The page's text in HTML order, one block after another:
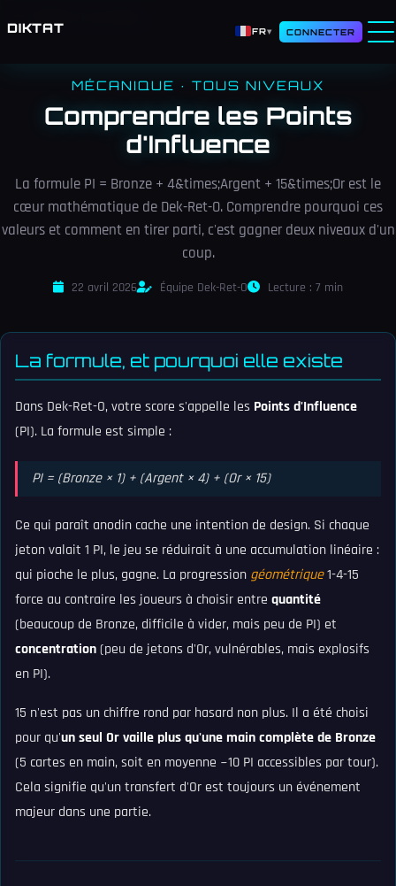
DIKTAT FR▾ CONNECTER
MÉCANIQUE · TOUS NIVEAUX
Comprendre les Points
d'Influence
La formule PI = Bronze + 4&times;Argent + 15&times;Or est le
cœur mathématique de Dek-Ret-O. Comprendre pourquoi ces
valeurs et comment en tirer parti, c'est gagner deux niveaux d'un
coup.
22 avril 2026 Équipe Dek-Ret-O Lecture : 7 min
La formule, et pourquoi elle existe
Dans Dek-Ret-O, votre score s'appelle les Points d'Influence
(PI). La formule est simple :
PI = (Bronze × 1) + (Argent × 4) + (Or × 15)
Ce qui paraît anodin cache une intention de design. Si chaque
jeton valait 1 PI, le jeu se réduirait à une accumulation linéaire :
qui pioche le plus, gagne. La progression géométrique1-4-15
force au contraire les joueurs à choisir entre quantité
(beaucoup de Bronze, difficile à vider, mais peu de PI) et
concentration(peu de jetons d'Or, vulnérables, mais explosifs
en PI).
15 n'est pas un chiffre rond par hasard non plus. Il a été choisi
pour qu'un seul Or vaille plus qu'une main complète de Bronze
(5 cartes en main, soit en moyenne ~10 PI accessibles par tour).
Cela signifie qu'un transfert d'Or est toujours un événement
majeur dans une partie.